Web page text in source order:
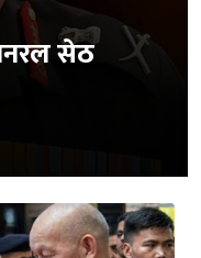
सेठ